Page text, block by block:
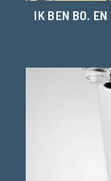
IK BEN BO.